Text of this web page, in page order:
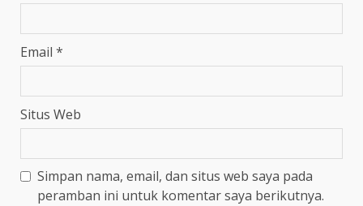
Email *
Situs Web
Simpan nama, email, dan situs web saya pada
peramban ini untuk komentar saya berikutnya.